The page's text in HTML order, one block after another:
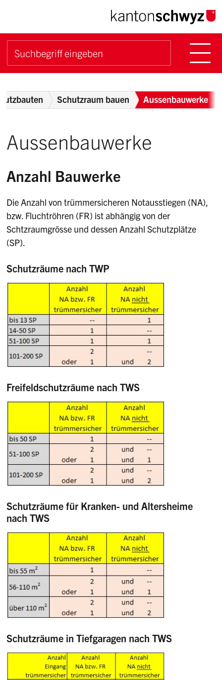
Navigieren im Kanton
Schnellnavigation
Suchbegriff
Breadcrumb
Schutzraum bauen Aussenbauwerke
Aussenbauwerke
Anzahl Bauwerke
Die Anzahl von trümmersicheren Notausstiegen (NA),
bzw. Fluchtröhren (FR) ist abhängig von der
Schtzraumgrösse und dessen Anzahl Schutzplätze
(SP).
Schutzräume nach TWP
Freifeldschutzräume nach TWS
Schutzräume für Kranken- und Altersheime
nach TWS
Schutzräume in Tiefgaragen nach TWS